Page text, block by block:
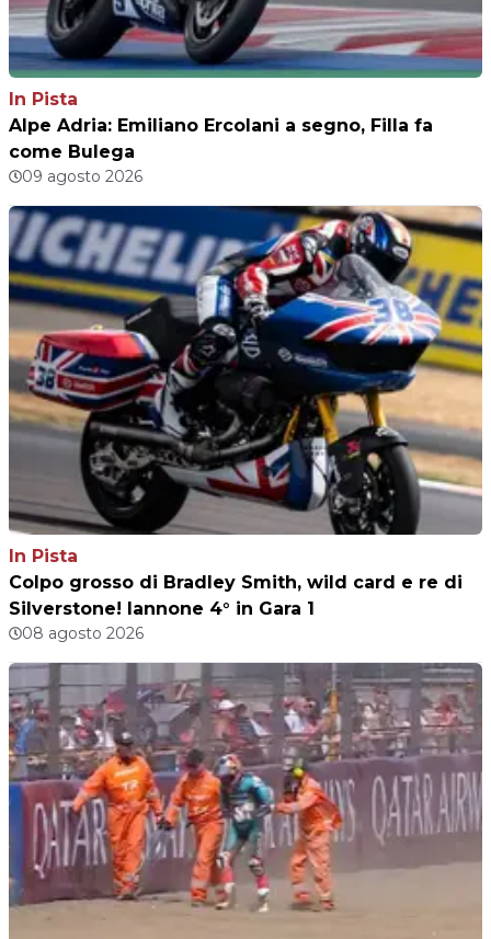
In Pista
Alpe Adria: Emiliano Ercolani a segno, Filla fa
come Bulega
09 agosto 2026
In Pista
Colpo grosso di Bradley Smith, wild card e re di
Silverstone! Iannone 4° in Gara 1
08 agosto 2026